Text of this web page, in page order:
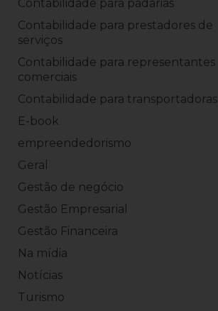
Contabilidade para padarias
Contabilidade para prestadores de
serviços
Contabilidade para representantes
comerciais
Contabilidade para transportadoras
E-book
empreendedorismo
Geral
Gestão de negócio
Gestão Empresarial
Gestão Financeira
Na mídia
Notícias
Turismo